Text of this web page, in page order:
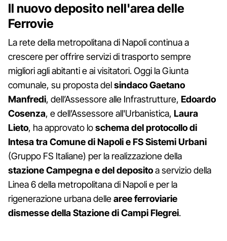
Il nuovo deposito nell'area delle
Ferrovie
La rete della metropolitana di Napoli continua a
crescere per offrire servizi di trasporto sempre
migliori agli abitanti e ai visitatori. Oggi la Giunta
comunale, su proposta delsindaco Gaetano
Manfredi, dell’Assessore alle Infrastrutture, Edoardo
Cosenza, e dell’Assessore all'Urbanistica, Laura
Lieto, ha approvato loschema del protocollo di
Intesa tra Comune di Napoli e FS Sistemi Urbani
(Gruppo FS Italiane) per la realizzazione della
stazione Campegna e del depositoa servizio della
Linea 6 della metropolitana di Napoli e per la
rigenerazione urbana dellearee ferroviarie
dismesse della Stazione di Campi Flegrei.